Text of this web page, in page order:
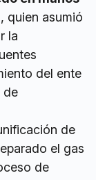
, quien asumió
la
del ente
de
de
el gas
de